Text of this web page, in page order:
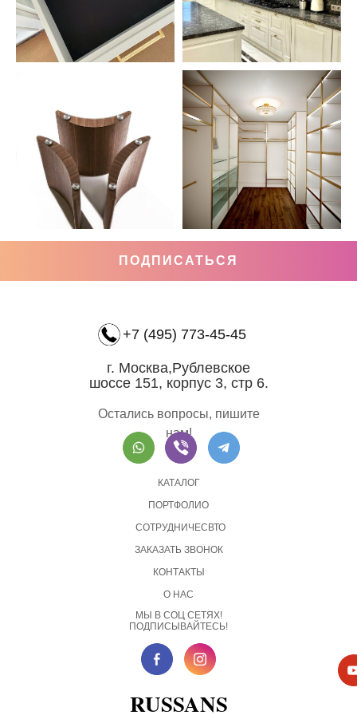
ПОДПИСАТЬСЯ
RUSSANS
ЗАКАЗАТЬ ЗВОНОК
КАТАЛОГ
ПОРТФОЛИО
СОТРУДНИЧЕСВТО
КОНТАКТЫ
О НАС
+7 (495) 773-45-45
г. Москва,Рублевское
шоссе 151, корпус 3, стр 6.
Остались вопросы, пишите
нам!
МЫ В СОЦ СЕТЯХ!
ПОДПИСЫВАЙТЕСЬ!